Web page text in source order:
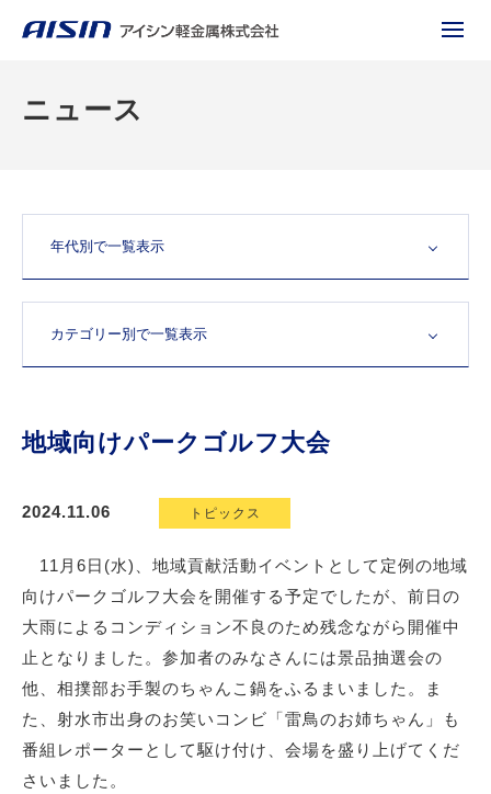
ニュース
地域向けパークゴルフ大会
2024.11.06 トピックス
11月6日(水)
、地域貢献活動イベントとして定例の地域
向けパークゴルフ大会を開催する予定でしたが、前日の
大雨によるコンディション不良のため残念ながら開催中
止となりました。参加者のみなさんには景品抽選会の
他、相撲部お手製のちゃんこ鍋をふるまいました。ま
た、射水市出身のお笑いコンビ「雷鳥のお姉ちゃん」も
番組レポーターとして駆け付け、会場を盛り上げてくだ
さいました。